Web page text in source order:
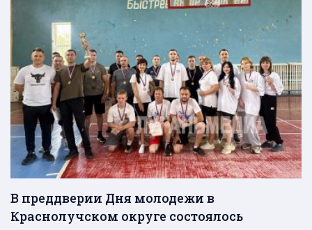
В преддверии Дня молодежи в
Краснолучском округе состоялось